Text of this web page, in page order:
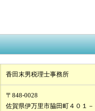
香田末男税理士事務所
〒848-0028
佐賀県伊万里市脇田町４０１－